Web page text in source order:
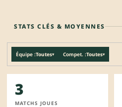
STATS CLÉS & MOYENNES
Équipe :Toutes▾ Compet. :Toutes▾
3
MATCHS JOUES